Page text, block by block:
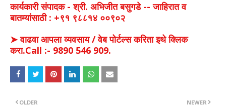
कार्यकारी संपादक - श्री. अभिजीत बसुगडे -- जाहिरात व
बातम्यांसाठी : +९१ ९८८१४ ००९०२
➤ वाढवा आपला व्यवसाय / वेब पोर्टल्स करिता इथे क्लिक
करा.Call :- 9890 546 909.
NEWER
OLDER